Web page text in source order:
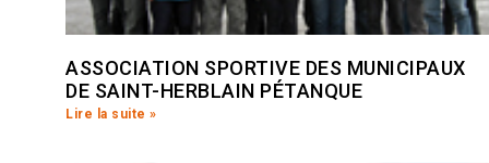
ASSOCIATION SPORTIVE DES MUNICIPAUX
DE SAINT-HERBLAIN PÉTANQUE
Lire la suite »